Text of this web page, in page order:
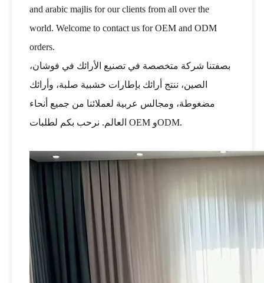
and arabic majlis for our clients from all over the
world. Welcome to contact us for OEM and ODM
orders.
بصفتنا شركة متخصصة في تصنيع الأرائك في فوشان،
الصين، ننتج أرائك بإطارات خشبية صلبة، وأرائك
مضغوطة، ومجالس عربية لعملائنا من جميع أنحاء
العالم. نرحب بكم لطلبات OEM وODM.